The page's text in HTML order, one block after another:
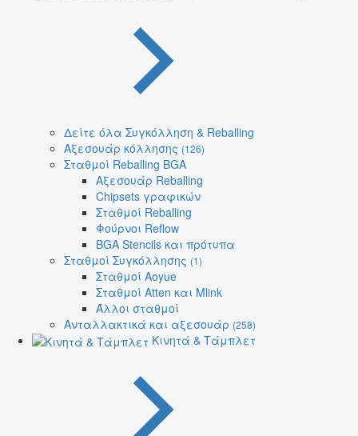
Δείτε όλα Συγκόλληση & Reballing
Αξεσουάρ κόλλησης (126)
Σταθμοί Reballing BGA
Αξεσουάρ Reballing
Chipsets γραφικών
Σταθμοί Reballing
Φούρνοι Reflow
BGA Stencils και πρότυπα
Σταθμοί Συγκόλλησης (1)
Σταθμοί Aoyue
Σταθμοί Atten και Mlink
Άλλοι σταθμοί
Ανταλλακτικά και αξεσουάρ (258)
Κινητά & Τάμπλετ